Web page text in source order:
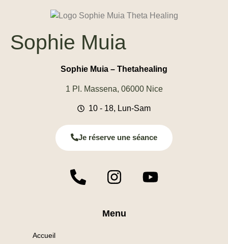
Sophie Muia
Sophie Muia – Thetahealing
1 Pl. Massena, 06000 Nice
10 - 18, Lun-Sam
Je réserve une séance
Menu
Accueil